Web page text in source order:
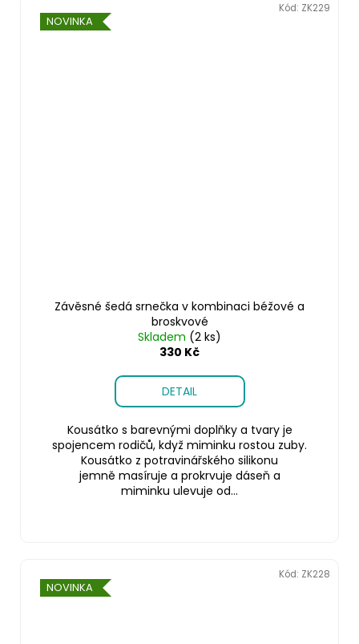
NOVINKA
Závěsné šedá srnečka v kombinaci béžové a
broskvové
Skladem (2 ks)
330 Kč
DETAIL
Kousátko s barevnými doplňky a tvary je
spojencem rodičů, když miminku rostou zuby.
Kousátko z potravinářského silikonu
jemně masíruje a prokrvuje dáseň a
miminku ulevuje od...
Kód: ZK229
NOVINKA
Kód: ZK228